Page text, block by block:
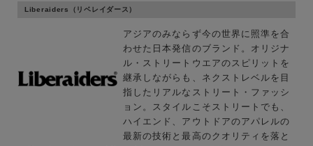
Liberaiders（リベレイダース）
アジアのみならず今の世界に照準を合
わせた日本発信のブランド。オリジナ
ル・ストリートウエアのスピリットを
継承しながらも、ネクストレベルを目
指したリアルなストリート・ファッシ
ョン。スタイルこそストリートでも、
ハイエンド、アウトドアのアパレルの
最新の技術と最高のクオリティを落と